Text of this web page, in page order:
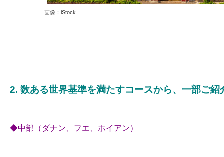
画像：iStock
2. 数ある世界基準を満たすコースから、一部ご紹
◆中部（ダナン、フエ、ホイアン）